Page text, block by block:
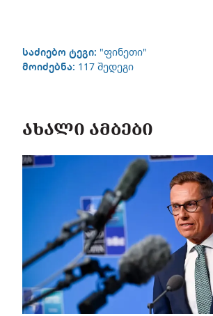
საძიებო ტეგი: "ფინეთი"
მოიძებნა: 117 შედეგი
ᲐᲮᲐᲚᲘ ᲐᲛᲑᲔᲑᲘ